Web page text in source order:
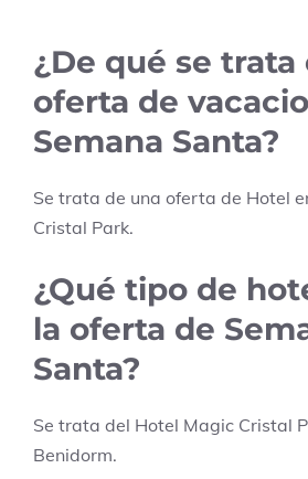
¿De qué se trata
oferta de
Semana Santa?
Se trata de una oferta de Hotel
Cristal Park.
¿Qué tipo de
la oferta de
Santa?
Se trata del Hotel Magic Cristal
Benidorm.